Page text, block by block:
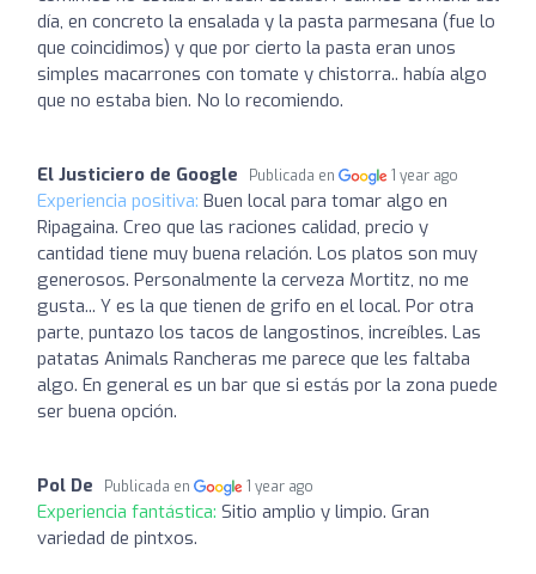
día, en concreto la ensalada y la pasta parmesana (fue lo
que coincidimos) y que por cierto la pasta eran unos
simples macarrones con tomate y chistorra.. había algo
que no estaba bien. No lo recomiendo.
El Justiciero de Google Publicada en 1 year ago
Experiencia positiva: Buen local para tomar algo en
Ripagaina. Creo que las raciones calidad, precio y
cantidad tiene muy buena relación. Los platos son muy
generosos. Personalmente la cerveza Mortitz, no me
gusta... Y es la que tienen de grifo en el local. Por otra
parte, puntazo los tacos de langostinos, increíbles. Las
patatas Animals Rancheras me parece que les faltaba
algo. En general es un bar que si estás por la zona puede
ser buena opción.
Pol De Publicada en 1 year ago
Experiencia fantástica: Sitio amplio y limpio. Gran
variedad de pintxos.